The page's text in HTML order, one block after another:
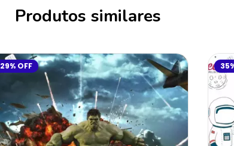
Produtos similares
29% OFF 35